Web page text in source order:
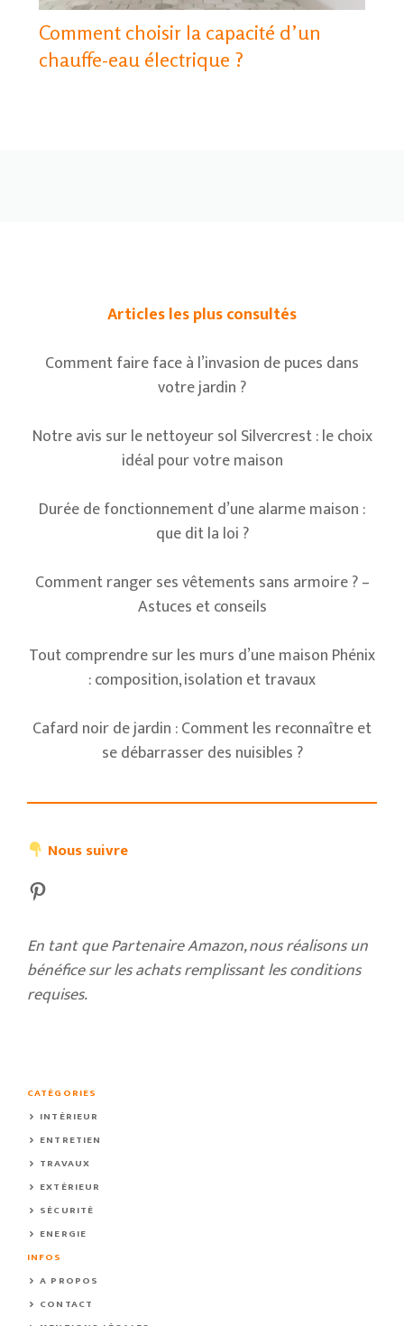
Comment choisir la capacité d’un
chauffe-eau électrique ?
Articles les plus consultés
Comment faire face à l’invasion de puces dans
votre jardin ?
Notre avis sur le nettoyeur sol Silvercrest : le choix
idéal pour votre maison
Durée de fonctionnement d’une alarme maison :
que dit la loi ?
Comment ranger ses vêtements sans armoire ? –
Astuces et conseils
Tout comprendre sur les murs d’une maison Phénix
: composition, isolation et travaux
Cafard noir de jardin : Comment les reconnaître et
se débarrasser des nuisibles ?
Nous suivre
Pinterest
En tant que Partenaire Amazon, nous réalisons un
bénéfice sur les achats remplissant les conditions
requises.
CATÉGORIES
INTÉRIEUR
ENTRETIEN
TRAVAUX
EXTÉRIEUR
SÉCURITÉ
ENERGIE
INFOS
A PROPOS
CONTACT